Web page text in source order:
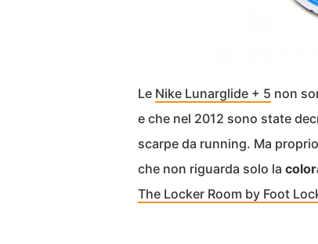
Le Nike Lunarglide + 5 non
e che nel 2012 sono state
scarpe da running. Ma
che non riguarda solo la
The Locker Room by Foot